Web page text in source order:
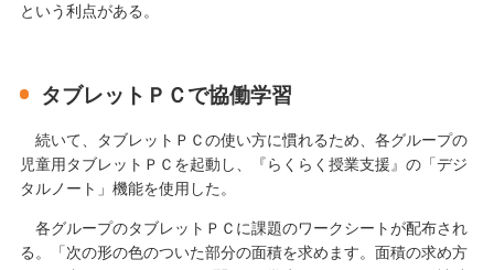
という利点がある。
タブレットＰＣで協働学習
続いて、タブレットＰＣの使い方に慣れるため、各グループの
児童用タブレットＰＣを起動し、『らくらく授業支援』の「デジ
タルノート」機能を使用した。
各グループのタブレットＰＣに課題のワークシートが配布され
る。「次の形の色のついた部分の面積を求めます。面積の求め方